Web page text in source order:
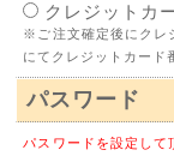
クレジットカ
※ご注文確定後にクレ
にてクレジットカード
パスワード
パスワードを設定して